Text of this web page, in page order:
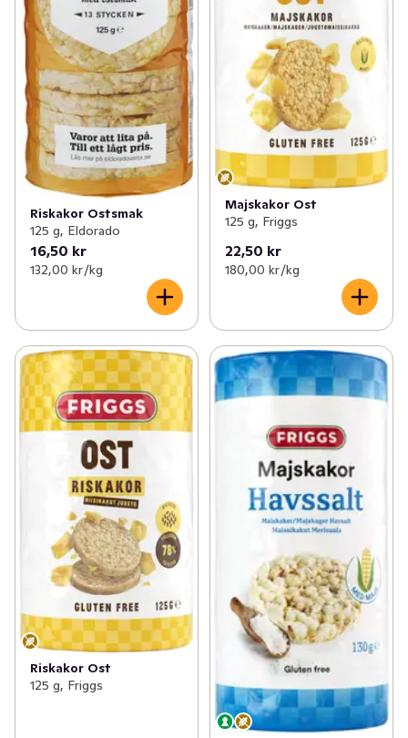
Riskakor Ostsmak
125 g, Eldorado
16,50 kr
132,00 kr /kg
Majskakor Ost
125 g, Friggs
22,50 kr
180,00 kr /kg
Riskakor Ost
125 g, Friggs